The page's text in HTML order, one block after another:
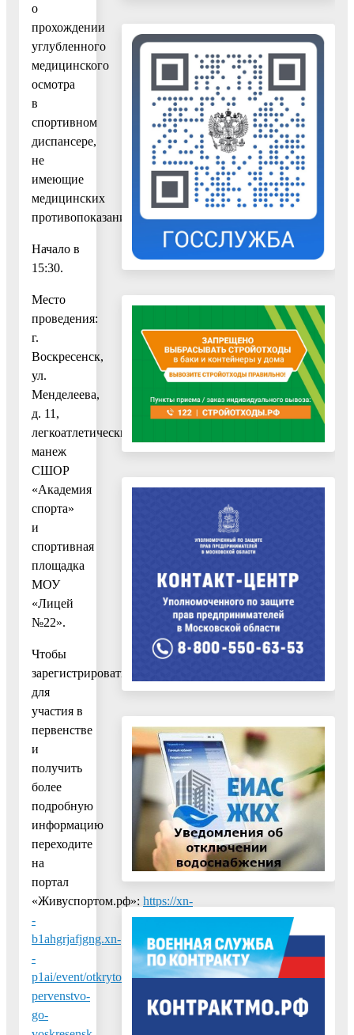
о
прохождении
углубленного
медицинского
осмотра
в
спортивном
диспансере,
не
имеющие
медицинских
противопоказаний.
Начало в
15:30.
Место
проведения:
г.
Воскресенск,
ул.
Менделеева,
д. 11,
легкоатлетический
манеж
СШОР
«Академия
спорта»
и
спортивная
площадка
МОУ
«Лицей
№22».
Чтобы
зарегистрироваться
для
участия в
первенстве
и
получить
более
подробную
информацию
переходите
на
портал
«Живуспортом.рф»: https://xn-
-
b1ahgrjafjgng.xn-
-
p1ai/event/otkrytoe-
pervenstvo-
go-